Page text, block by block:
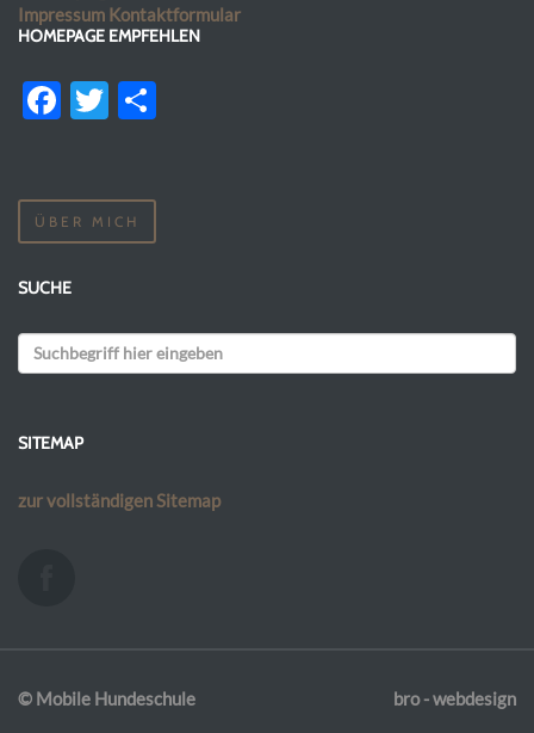
Impressum Kontaktformular
HOMEPAGE EMPFEHLEN
Facebook
Twitter
ÜBER MICH
SUCHE
SITEMAP
zur vollständigen Sitemap
bro - webdesign
© Mobile Hundeschule